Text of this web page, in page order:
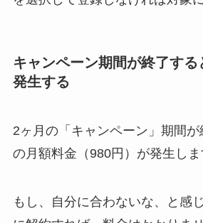
キャンペーン期間が終了す
発生する
2ヶ月の「キャンペーン」期間
の月額料金（980円）が発生しま
もし、自分に合わないな、と感